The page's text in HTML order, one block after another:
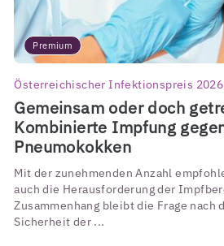
Premium
Österreichischer Infektionspreis 2026
Gemeinsam oder doch
Kombinierte Impfung
Pneumokokken
Mit der zunehmenden Anzahl
auch die Herausforderung der
Zusammenhang bleibt die Frage nach
Sicherheit der ...